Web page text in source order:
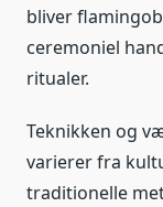
bliver
ceremoniel
ritualer.
Teknikken og
varierer fra
traditionelle